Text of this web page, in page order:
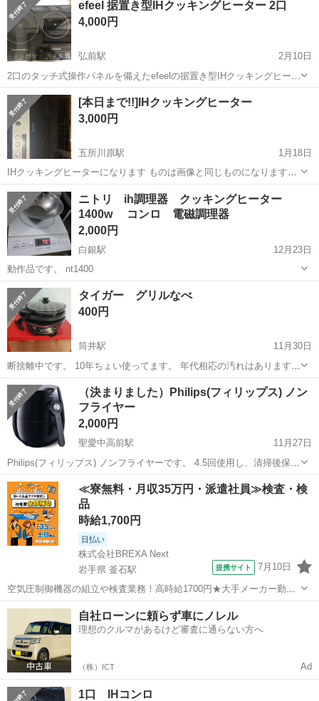
ますので、出品いたします。 指定場所まで取りに来て頂ける方お願い
いたします🙇
efeel 据置き型IHクッキングヒーター 2口
4,000円
弘前駅
2月10日
2口のタッチ式操作パネルを備えたefeelの据置き型IHクッキングヒータ
ーです。 - ブランド: efeel - タイプ: 据置き型IHクッキングヒーター -
コンロ数: 2 - 操作パネル: タッチ式 - 電源コード: ...
青森 弘前市 弘前駅 キッチン家電 ヒーター
[本日まで!!]IHクッキングヒーター
3,000円
五所川原駅
1月18日
IHクッキングヒーターになります ものは画像と同じものになります。
新品ではございません。 高さを出す棚もセットです今日明日限定で
す。 売れなければリサイクルショップに持って行きます 値下げ交渉可
能な限り対応します 新品で２万...
青森 つがる市 五所川原駅 キッチン家電 ヒーター
ニトリ ih調理器 クッキングヒーター
1400w コンロ 電磁調理器
2,000円
白銀駅
12月23日
動作品です。 nt1400
青森 八戸市 白銀駅 キッチン家電
タイガー グリルなべ
400円
筒井駅
11月30日
断捨離中です。 10年ちょい使ってます。 年代相応の汚れはあります
が、まだ使えると思います。 今月中頃までに決まらなければ処分する
予定です。 他にも出品してますので、まとめて購入していただける方
には1品につき100円を引かせ...
青森 青森市 筒井駅 キッチン家電
（決まりました）Philips(フィリップス) ノン
フライヤー
2,000円
聖愛中高前駅
11月27日
Philips(フィリップス) ノンフライヤーです。 4.5回使用し、清掃後保管
してました。 箱、説明書はありません。
青森 弘前市 聖愛中高前駅 キッチン家電 Philips
≪寮無料・月収35万円・派遣社員≫検査・検
品
時給1,700円
日払い
株式会社BREXA Next
岩手県 釜石駅
提携サイト 7月10日
空気圧制御機器の組立や検査業務！高時給1700円★大手メーカー勤
務！嬉しい寮費無料！ワンルーム寮完備★マイカー通勤OK＆工場敷地
内に無料駐車場あり★！《岩手県釜石市》 人気の工場のお仕事 ◇空気
圧制御機器（シリンダ、バルブ...
岩手 釜石市 釜石駅 その他
自社ローンに頼らず車にノレル
理想のクルマがあるけど審査に通らない方へ
（株）ICT Ad
1口 IHコンロ